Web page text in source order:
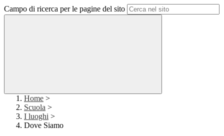
Campo di ricerca per le pagine del sito
Home >
Scuola >
I luoghi >
Dove Siamo